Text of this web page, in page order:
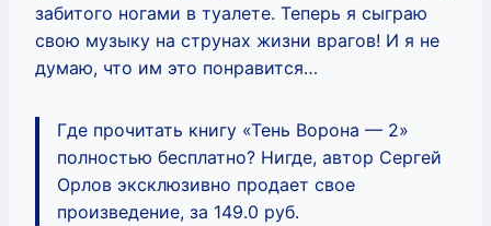
забитого ногами в туалете. Теперь я сыграю
свою музыку на струнах жизни врагов! И я не
думаю, что им это понравится…
Где прочитать книгу «Тень Ворона — 2»
полностью бесплатно? Нигде, автор Сергей
Орлов эксклюзивно продает свое
произведение, за 149.0 руб.